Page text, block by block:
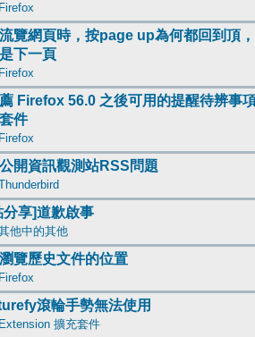
Firefox
覽網頁時，按page up為何都回到頂，
下一頁
Firefox
Firefox 56.0 之後可用的提醒待辨事
件
Firefox
開資訊觀測站RSS問題
分享]道歉啟事
他中的其他
覽歷史文件的位置
Firefox
滾輪手勢無法使用
Extension 擴充套件